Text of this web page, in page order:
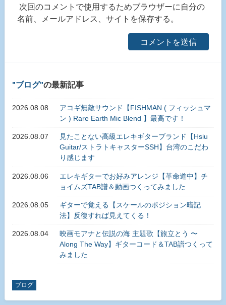
次回のコメントで使用するためブラウザーに自分の
名前、メールアドレス、サイトを保存する。
ブログ の最新記事
2026.08.08
アコギ無敵サウンド【FISHMAN ( フィッシュマ
ン ) Rare Earth Mic Blend 】最高です！
2026.08.07
見たことない高級エレキギターブランド【Hsiu
Guitar/ストラトキャスターSSH】台湾のこだわ
り感じます
2026.08.06
エレキギターでお好みアレンジ【革命道中】チ
ョイムズTAB譜＆動画つくってみました
2026.08.05
ギターで覚える【スケールのポジション暗記
法】反復すれば見えてくる！
2026.08.04
映画モアナと伝説の海 主題歌【旅立とう 〜
Along The Way】ギターコード＆TAB譜つくって
みました
ブログ